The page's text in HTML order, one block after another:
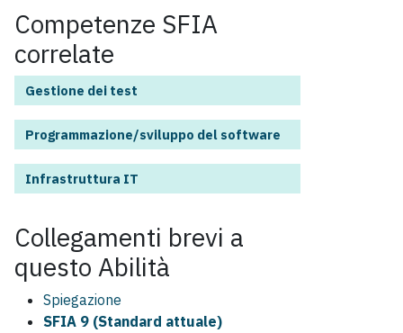
Competenze SFIA
correlate
Gestione dei test
Programmazione/sviluppo del software
Infrastruttura IT
Collegamenti brevi a
questo Abilità
Spiegazione
SFIA 9 (Standard attuale)